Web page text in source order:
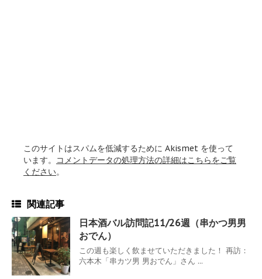
このサイトはスパムを低減するために Akismet を使って
います。
コメントデータの処理方法の詳細はこちらをご覧
ください。
関連記事
日本酒バル訪問記11/26週（串かつ男男
おでん）
この週も楽しく飲ませていただきました！ 再訪：
六本木「串カツ男 男おでん」さん ...